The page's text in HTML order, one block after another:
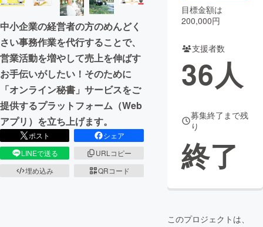
CAMPFIREふるさと納税 machi-ya コミュニティ
中小企業の経営者の方のめんどく
さい事務作業を代行することで、
営業活動を増やして売上を伸ばす
お手伝いがしたい！そのために
「オンライン秘書」サービスをご
提供するプラットフォーム（Web
アプリ）を立ち上げます。
ポスト
シェア
LINEで送る
URLコピー
埋め込み
QRコード
目標金額は
200,000円
支援者数
36人
募集終了まで残
り
終了
このプロジェクトは、